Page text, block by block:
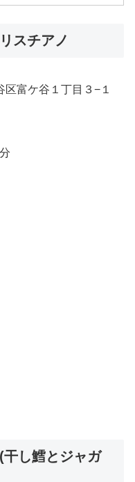
スチアノ
富ケ谷１丁目３−１
し鱈とジャガ